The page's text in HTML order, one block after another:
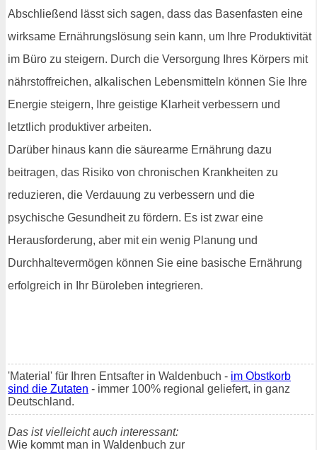
Abschließend lässt sich sagen, dass das Basenfasten eine
wirksame Ernährungslösung sein kann, um Ihre Produktivität
im Büro zu steigern. Durch die Versorgung Ihres Körpers mit
nährstoffreichen, alkalischen Lebensmitteln können Sie Ihre
Energie steigern, Ihre geistige Klarheit verbessern und
letztlich produktiver arbeiten.
Darüber hinaus kann die säurearme Ernährung dazu
beitragen, das Risiko von chronischen Krankheiten zu
reduzieren, die Verdauung zu verbessern und die
psychische Gesundheit zu fördern. Es ist zwar eine
Herausforderung, aber mit ein wenig Planung und
Durchhaltevermögen können Sie eine basische Ernährung
erfolgreich in Ihr Büroleben integrieren.
'Material' für Ihren Entsafter in Waldenbuch - im Obstkorb
sind die Zutaten - immer 100% regional geliefert, in ganz
Deutschland.
Das ist vielleicht auch interessant:
Wie kommt man in Waldenbuch zur